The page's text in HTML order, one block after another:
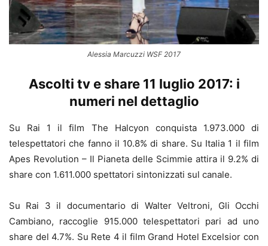
Alessia Marcuzzi WSF 2017
Ascolti tv e share 11 luglio 2017: i
numeri nel dettaglio
Su Rai 1 il film The Halcyon conquista 1.973.000 di
telespettatori che fanno il 10.8% di share. Su Italia 1 il film
Apes Revolution – Il Pianeta delle Scimmie attira il 9.2% di
share con 1.611.000 spettatori sintonizzati sul canale.
Su Rai 3 il documentario di Walter Veltroni, Gli Occhi
Cambiano, raccoglie 915.000 telespettatori pari ad uno
share del 4.7%. Su Rete 4 il film Grand Hotel Excelsior con